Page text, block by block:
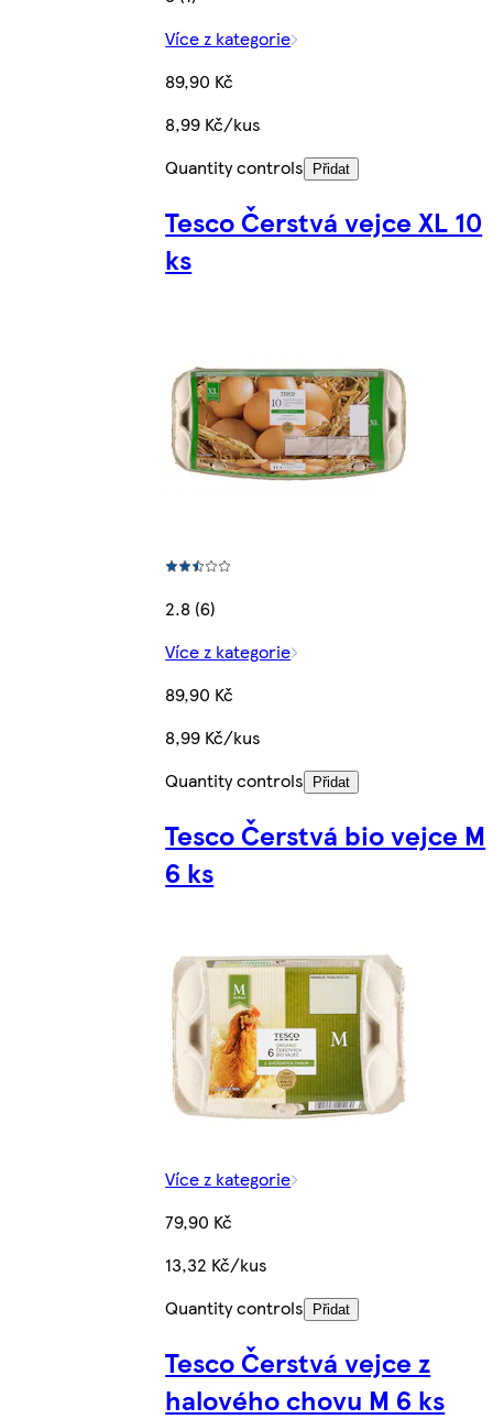
Více z kategorie
89,90 Kč
8,99 Kč/kus
Quantity controls
Přidat
Tesco Čerstvá vejce XL 10
ks
2.8 (6)
Více z kategorie
89,90 Kč
8,99 Kč/kus
Quantity controls
Přidat
Tesco Čerstvá bio vejce M
6 ks
Více z kategorie
79,90 Kč
13,32 Kč/kus
Quantity controls
Přidat
Tesco Čerstvá vejce z
halového chovu M 6 ks